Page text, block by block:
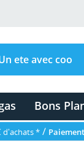
Bons
d'achats * /